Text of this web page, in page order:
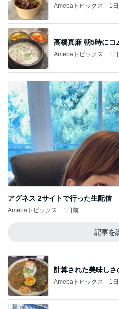
Amebaトピックス 1
高橋真麻 朝5時にコ
Amebaトピックス 1
アグネス 2サイトで行った生配信
Amebaトピックス 1日前
記事を
計算された美味し
Amebaトピックス 1